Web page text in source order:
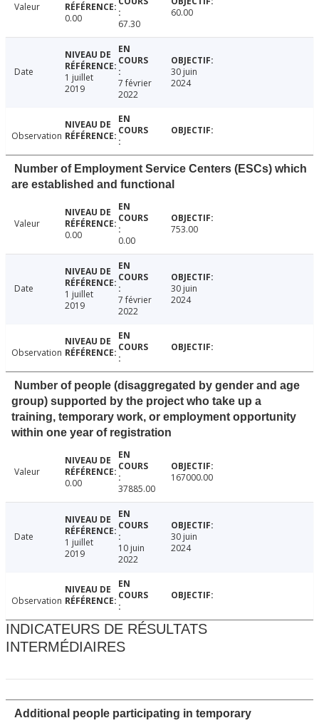
Valeur
0.00
67.30
60.00
Date
1 juillet
2019
7 février
2022
30 juin
2024
Observation
Number of Employment Service Centers (ESCs) which
are established and functional
Valeur
0.00
0.00
753.00
Date
1 juillet
2019
7 février
2022
30 juin
2024
Observation
Number of people (disaggregated by gender and age
group) supported by the project who take up a
training, temporary work, or employment opportunity
within one year of registration
Valeur
0.00
37885.00
167000.00
Date
1 juillet
2019
10 juin
2022
30 juin
2024
Observation
INDICATEURS DE RÉSULTATS
INTERMÉDIAIRES
Additional people participating in temporary